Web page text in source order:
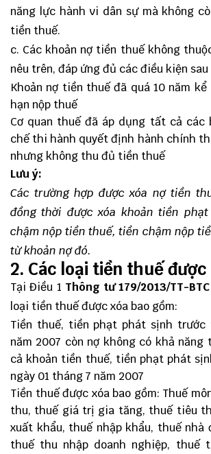
năng lực hành vi dân sự mà không
tiền thuế.
c. Các khoản nợ tiền thuế không
nêu trên, đáp ứng đủ các điều kiện sau
Khoản nợ tiền thuế đã quá 10 năm
hạn nộp thuế
Cơ quan thuế đã áp dụng tất cả các
chế thi hành quyết định hành chính
nhưng không thu đủ tiền thuế
Lưu ý:
Các trường hợp được xóa nợ tiền
đồng thời được xóa khoản tiền
chậm nộp tiền thuế, tiền chậm nộp
từ khoản nợ đó.
2. Các loại tiền thuế được
Tại Điều 1 Thông tư 179/2013/TT-BTC
loại tiền thuế được xóa bao gồm:
Tiền thuế, tiền phạt phát sịnh trước
năm 2007 còn nợ không có khả năng
cả khoản tiền thuế, tiền phạt phát
ngày 01 tháng 7 năm 2007
Tiền thuế được xóa bao gồm: Thuế
thu, thuế giá trị gia tăng, thuế tiêu
xuất khẩu, thuế nhập khẩu, thuế
thuế thu nhập doanh nghiệp, thuế